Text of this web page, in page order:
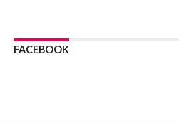
06 sierpnia 2026
Z BOCHNI NA JASNĄ GÓRĘ.
FACEBOOK